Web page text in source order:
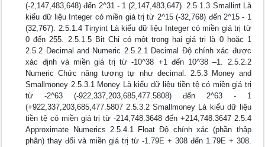
(-2,147,483,648) đến 2^31 - 1 (2,147,483,647). 2.5.1.3 Smallint Là
kiểu dữ liệu Integer có miền giá trị từ 2^15 (-32,768) đến 2^15 - 1
(32,767). 2.5.1.4 Tinyint Là kiểu dữ liệu Integer có miền giá trị từ
0 đến 255. 2.5.1.5 Bit Chỉ có một trong hai giá trị là 0 hoặc 1
2.5.2 Decimal and Numeric 2.5.2.1 Decimal Độ chính xác được
xác định và miền giá trị từ -10^38 +1 đến 10^38 –1. 2.5.2.2
Numeric Chức năng tương tự như decimal. 2.5.3 Money and
Smallmoney 2.5.3.1 Money Là kiểu dữ liệu tiền tệ có miền giá trị
từ -2^63 (-922,337,203,685,477.5808) đến 2^63 - 1
(+922,337,203,685,477.5807 2.5.3.2 Smallmoney Là kiểu dữ liệu
tiền tệ có miền giá trị từ -214,748.3648 đến +214,748.3647 2.5.4
Approximate Numerics 2.5.4.1 Float Độ chính xác (phần thập
phân) thay đổi và miền giá trị từ -1.79E + 308 đến 1.79E + 308.